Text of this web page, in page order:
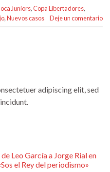
Juniors,Copa Libertadores,
,Nuevos casos Deje un comentario
adipiscing elit, sed
Leo García a Jorge Rial en
el Rey del periodismo»